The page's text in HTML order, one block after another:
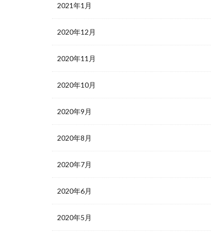
2021年1月
2020年12月
2020年11月
2020年10月
2020年9月
2020年8月
2020年7月
2020年6月
2020年5月